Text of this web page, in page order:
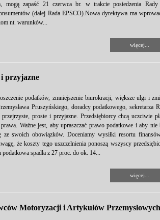
mogą zapaść 21 czerwca br. w trakcie posiedzenia Rady
(dalej Rada EPSCO).Nowa dyrektywa ma
nt. warunków...
więcej...
przyjazne
podatków, zmniejszenie biurokracji, większe ulgi i
Pruszyńskiego, doradcy podatkowego, sekretarza
proste i przyjazne. Przedsiębiorcy chcą uczciwie
Ważne jest, aby upraszczać prawo podatkowe i aby nie
swoich obowiązków. Doceniamy wysiłki resortu
że koszty tego uszczelnienia ponoszą wszyscy
spadła z 27 proc. do ok. 14...
więcej...
Motoryzacji i Artykułów Przemysłowych